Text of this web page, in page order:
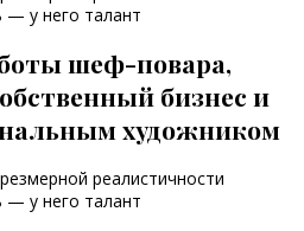
шеф-повара,
бизнес и
художником